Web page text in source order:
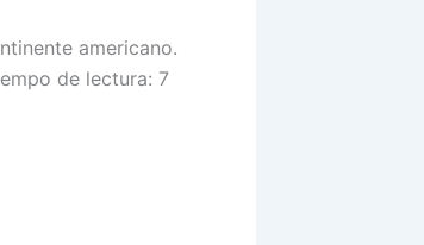
americano.
de lectura: 7